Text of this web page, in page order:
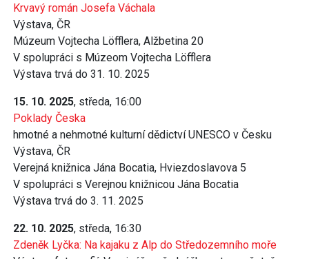
Krvavý román Josefa Váchala
Výstava, ČR
Múzeum Vojtecha Löfflera, Alžbetina 20
V spolupráci s Múzeom Vojtecha Löfflera
Výstava trvá do 31. 10. 2025
15. 10. 2025, středa, 16:00
Poklady Česka
hmotné a nehmotné kulturní dědictví UNESCO v Česku
Výstava, ČR
Verejná knižnica Jána Bocatia, Hviezdoslavova 5
V spolupráci s Verejnou knižnicou Jána Bocatia
Výstava trvá do 3. 11. 2025
22. 10. 2025, středa, 16:30
Zdeněk Lyčka: Na kajaku z Alp do Středozemního moře